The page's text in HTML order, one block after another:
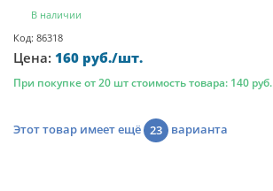
В наличии
Код: 86318
Цена: 160 руб./шт.
При покупке от 20 шт стоимость товара: 140 руб.
Этот товар имеет ещё 23 варианта